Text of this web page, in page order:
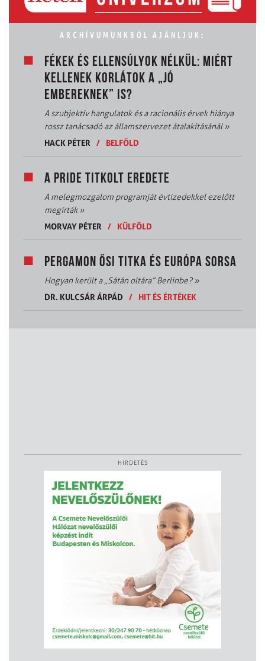
ARCHÍVUMUNKBÓL AJÁNLJUK:
FÉKEK ÉS ELLENSÚLYOK NÉLKÜL: MIÉRT
KELLENEK KORLÁTOK A „JÓ
EMBEREKNEK” IS?
A szubjektív hangulatok és a racionális érvek hiánya
rossz tanácsadó az államszervezet átalakításánál»
HACK PÉTER
/ BELFÖLD
A PRIDE TITKOLT EREDETE
A melegmozgalom programját évtizedekkel ezelőtt
megírták»
MORVAY PÉTER
/ KÜLFÖLD
PERGAMON ŐSI TITKA ÉS EURÓPA SORSA
Hogyan került a „Sátán oltára” Berlinbe?»
DR. KULCSÁR ÁRPÁD
/ HIT ÉS ÉRTÉKEK
HIRDETÉS